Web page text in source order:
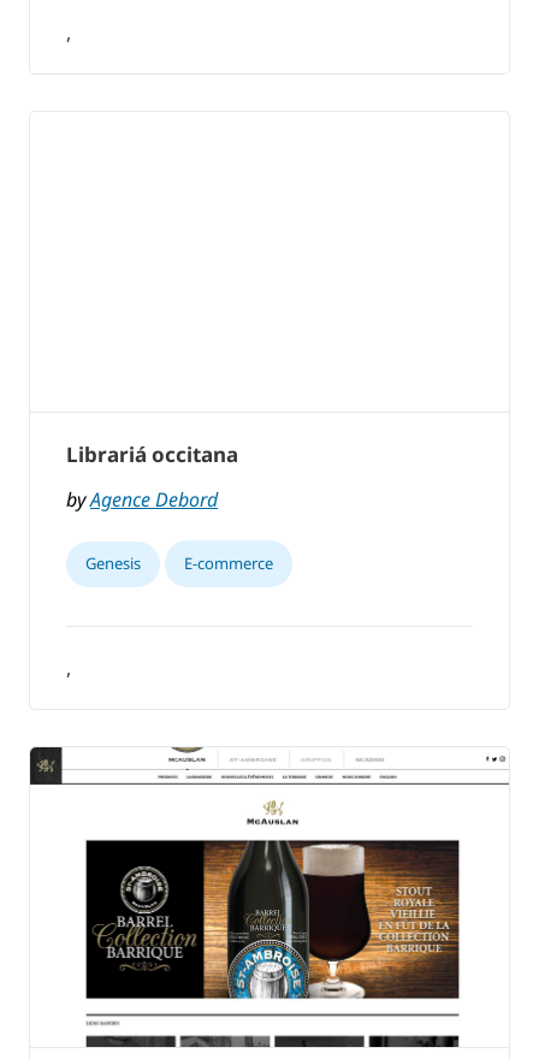
,
Librariá occitana
byAgence Debord
Genesis E-commerce
,